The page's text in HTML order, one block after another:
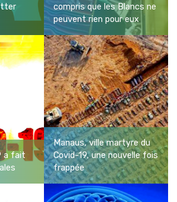
compris que les Blancs ne
peuvent rien pour eux
a fait
Manaus, ville martyre du
Covid-19, une nouvelle fois
frappée